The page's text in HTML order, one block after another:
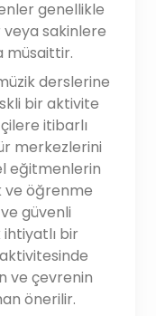
genellikle
sakinlere
müsaittir.
derslerine
bir aktivite
itibarlı
merkezlerini
eğitmenlerin
ve öğrenme
güvenli
bir
ve çevrenin
önerilir.